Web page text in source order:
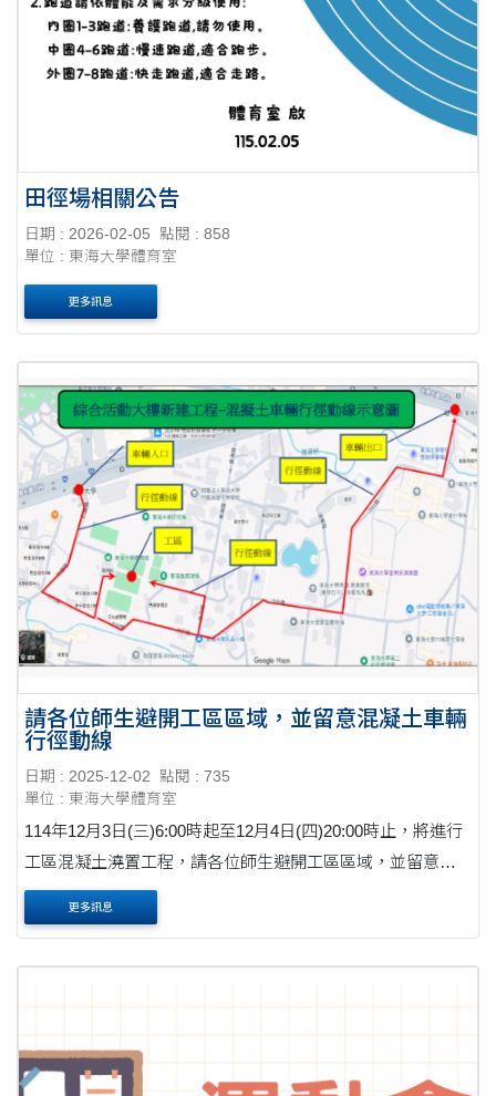
田徑場相關公告
日期 : 2026-02-05
點閱 : 858
單位 : 東海大學體育室
更多訊息
請各位師生避開工區區域，並留意混凝土車輛
行徑動線
日期 : 2025-12-02
點閱 : 735
單位 : 東海大學體育室
114年12月3日(三)6:00時起至12月4日(四)20:00時止，將進行
工區混凝土澆置工程，請各位師生避開工區區域，並留意混
凝土車輛行徑動線。
更多訊息